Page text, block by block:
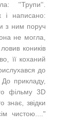
''Трупи''.
і написано:
з ним поруч
не могла,
коників
її коханий
до
прикладу,
фільму 3D
знає, звідки
чистою...."